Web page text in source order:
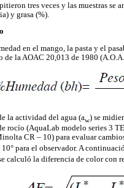
tres veces y las muestras
y grasa (%).
en el mango, la pasta y el
de la AOAC 20,013 de 1980
la actividad del agua (aw) se
rocío (AquaLab modelo series 3
CR – 10) para evaluar
para el observador. A
calculó la diferencia de color con